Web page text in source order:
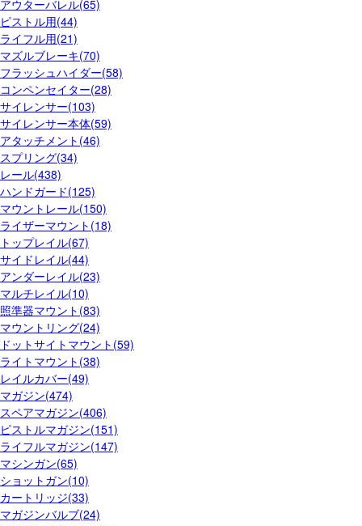
アウターバレル(65)
ピストル用(44)
ライフル用(21)
マズルブレーキ(70)
フラッシュハイダー(58)
コンペンセイター(28)
サイレンサー(103)
サイレンサー本体(59)
アタッチメント(46)
スプリング(34)
レール(438)
ハンドガード(125)
マウントレール(150)
ライザーマウント(18)
トップレイル(67)
サイドレイル(44)
アンダーレイル(23)
マルチレイル(10)
照準器マウント(83)
マウントリング(24)
ドットサイトマウント(59)
ライトマウント(38)
レイルカバー(49)
マガジン(474)
スペアマガジン(406)
ピストルマガジン(151)
ライフルマガジン(147)
マシンガン(65)
ショットガン(10)
カートリッジ(33)
マガジンバルブ(24)